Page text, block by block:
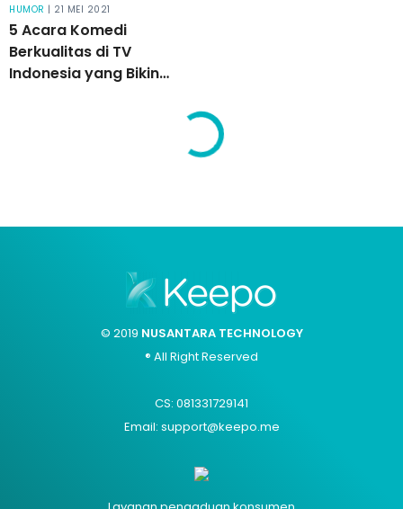
HUMOR | 21 MEI 2021
5 Acara Komedi
Berkualitas di TV
Indonesia yang Bikin
© 2019 NUSANTARA TECHNOLOGY
® All Right Reserved
CS: 081331729141
Email: support@keepo.me